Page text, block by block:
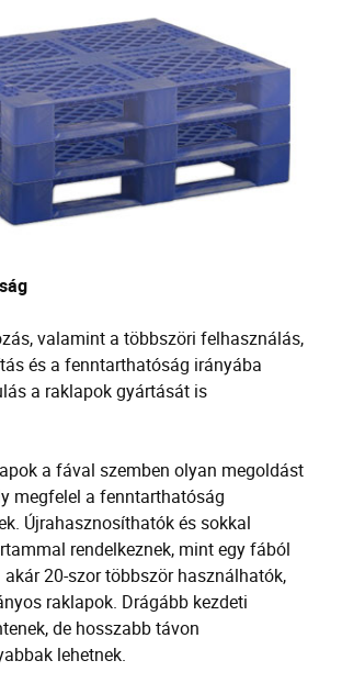
valamint a többszöri felhasználás,
és a fenntarthatóság irányába
a raklapok gyártását is
a fával szemben olyan megoldást
megfelel a fenntarthatóság
Újrahasznosíthatókéssokkal
rendelkeznek, mint egy fából
akár 20-szor többször használhatók,
raklapok. Drágább kezdeti
de hosszabb távon
lehetnek.